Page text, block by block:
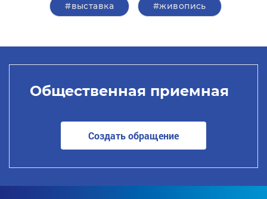
#выставка #живопись
Общественная приемная
Создать обращение